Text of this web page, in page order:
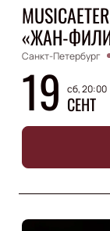
«ЖАН-
Санкт-Петербург
19 сб, 20:00
СЕНТ